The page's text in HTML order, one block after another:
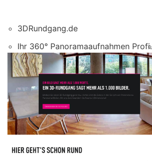
3DRundgang.de
Ihr 360° Panoramaaufnahmen Profi.